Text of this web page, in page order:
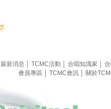
最新消息 TCMC活動 合唱知識家
會員專區
TCMC會訊 關於